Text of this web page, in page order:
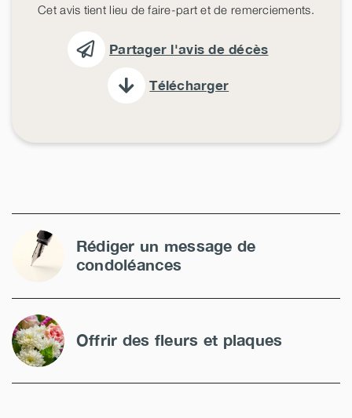
Cet avis tient lieu de faire-part et de remerciements.
Partager l'avis de décès
Télécharger
Rédiger un message de
condoléances
Offrir des fleurs et plaques